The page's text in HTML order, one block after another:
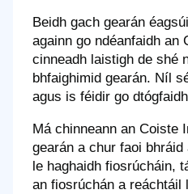
Beidh gach gearán
againn go ndéanfaidh an
cinneadh laistigh de shé
bhfaighimid gearán. Níl
agus is féidir go
Má chinneann an Coiste
gearán a chur faoi
le haghaidh fiosrúcháin,
an fiosrúchán a reáchtáil